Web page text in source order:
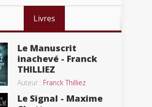
Livres
Le Manuscrit
inachevé - Franck
THILLIEZ
Auteur : Franck Thilliez
Le Signal - Maxime